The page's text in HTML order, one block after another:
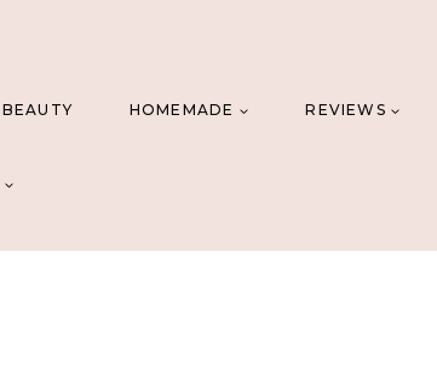
BEAUTY HOMEMADE REVIEWS